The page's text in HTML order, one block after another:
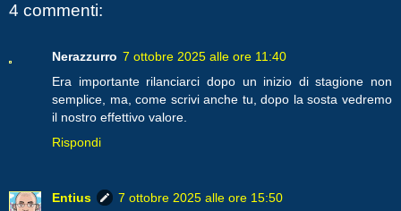
4 commenti:
Nerazzurro 7 ottobre 2025 alle ore 11:40
Era importante rilanciarci dopo un inizio di stagione non
semplice, ma, come scrivi anche tu, dopo la sosta vedremo
il nostro effettivo valore.
Rispondi
Entius
7 ottobre 2025 alle ore 15:50